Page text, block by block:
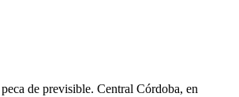
de previsible. Central Córdoba, en